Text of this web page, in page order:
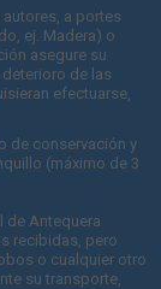
a portes
ej. Madera) o
asegure su
de las
efectuarse,
de conservación y
(máximo de 3
de Antequera
recibidas, pero
o cualquier otro
su transporte,